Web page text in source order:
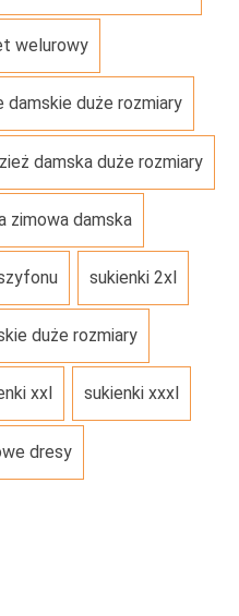
welurowy
damskie duże rozmiary
damska duże rozmiary
zimowa damska
sukienki 2xl
duże rozmiary
xxl sukienki xxxl
dresy